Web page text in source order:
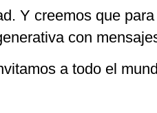
Y creemos que
con
a todo el